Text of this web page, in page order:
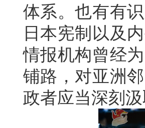
体系。也有有
日本宪制以及
情报机构曾经
铺路，对亚洲
政者应当深刻